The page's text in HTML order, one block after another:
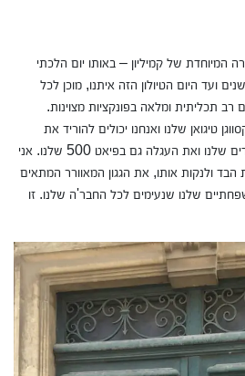
המיוחדת של קמיליון – באותו יום הלכתי
ועד היום הטיולון הזה איתנו, מוכן לכל
תכליתית ומלאה בפונקציות מצוינות.
טיגואן שלנו ואנחנו יכולים להוריד את
הגלגלים ולקחת את שלושת ילדים שלנו ואת העגלה גם בפיאט 500 שלנו. אני
ולנקות אותו, את הגגון המאוורר המתאים
שלנו שנעימים לכל החבר'ה שלנו. זו